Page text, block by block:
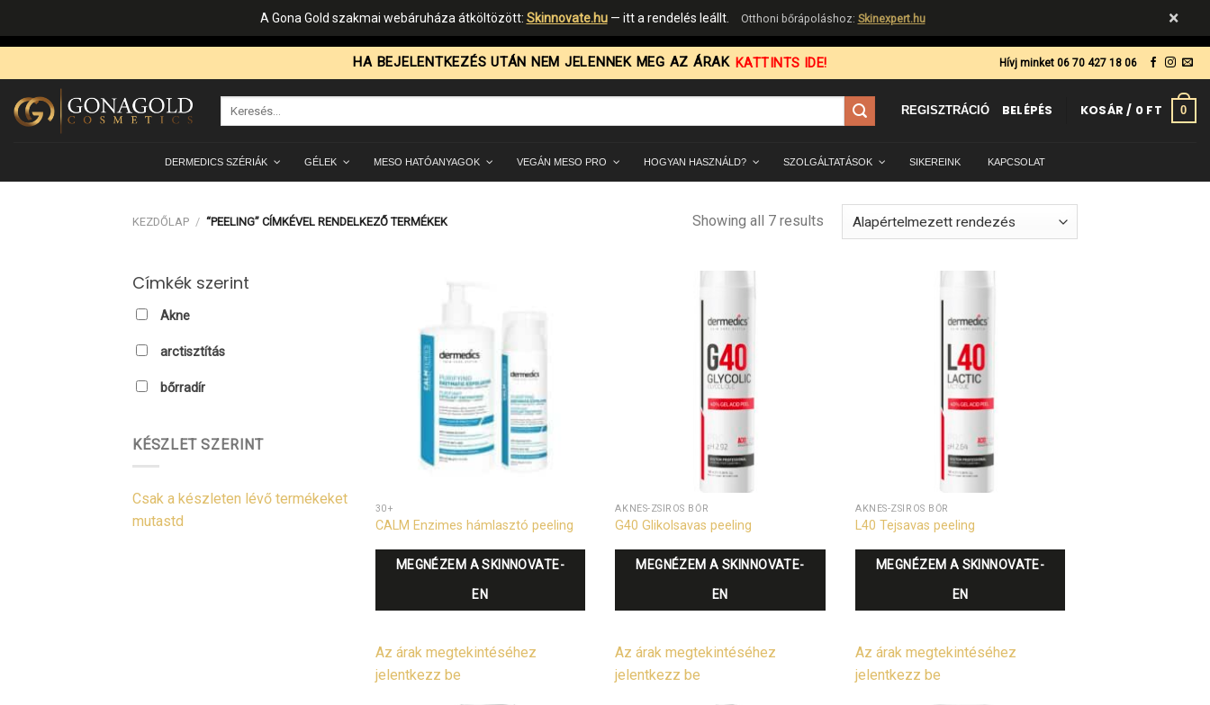
to
content
HA BEJELENTKEZÉS UTÁN NEM JELENNEK MEG AZ ÁRAK KATTINTS IDE! Hívj minket 06 70 427 18 06
REGISZTRÁCIÓ BELÉPÉS KOSÁR / 0 FT 0
DERMEDICS SZÉRIÁK GÉLEK MESO HATÓANYAGOK VEGÁN MESO PRO HOGYAN HASZNÁLD? SZOLGÁLTATÁSOK SIKEREINK KAPCSOLAT
KEZDŐLAP / “PEELING” CÍMKÉVEL RENDELKEZŐ TERMÉKEK Showing all 7 results
Címkék szerint
Akne
arctisztítás
bőrradír
KÉSZLET SZERINT
Csak a készleten lévő termékeket
mutastd
30+
CALM Enzimes hámlasztó peeling
MEGNÉZEM A SKINNOVATE-
EN
Az árak megtekintéséhez
jelentkezz be
AKNÉS-ZSÍROS BŐR
G40 Glikolsavas peeling
MEGNÉZEM A SKINNOVATE-
EN
Az árak megtekintéséhez
jelentkezz be
AKNÉS-ZSÍROS BŐR
L40 Tejsavas peeling
MEGNÉZEM A SKINNOVATE-
EN
Az árak megtekintéséhez
jelentkezz be
A Gona Gold szakmai webáruháza átköltözött: Skinnovate.hu— itt a rendelés leállt. Otthoni bőrápoláshoz: Skinexpert.hu ×